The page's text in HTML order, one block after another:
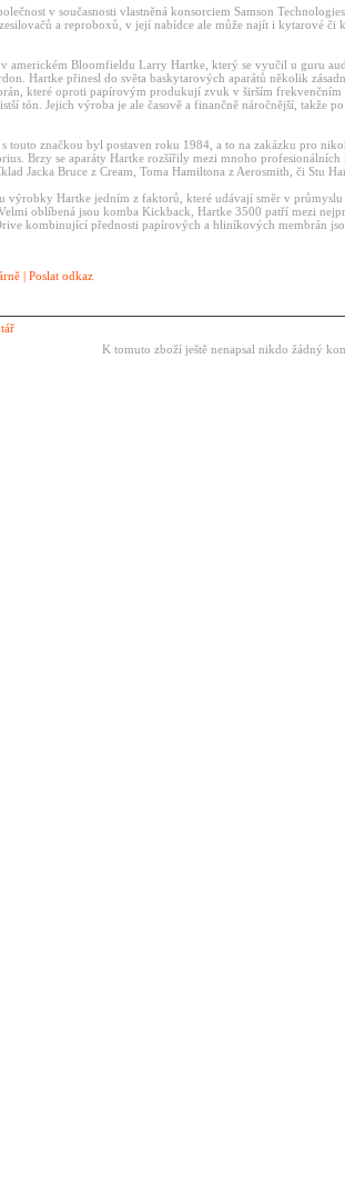
v současnosti vlastněná konsorciem Samson
a reproboxů, v její nabídce ale může najít i kytarové či
americkém Bloomfieldu Larry Hartke, který se vyučil u guru
Hartke přinesl do světa baskytarových aparátů několik
které oproti papírovým produkují zvuk v širším frekvenčním
tón. Jejich výroba je ale časově a finančně náročnější, takže
touto značkou byl postaven roku 1984, a to na zakázku pro
Brzy se aparáty Hartke rozšířily mezi mnoho
Jacka Bruce z Cream, Toma Hamiltona z Aerosmith, či Stu
výrobky Hartke jedním z faktorů, které udávají směr v
oblíbená jsou komba Kickback, Hartke 3500 patří mezi
kombinující přednosti papírových a hliníkových membrán
| Poslat odkaz
K tomuto zboží ještě nenapsal nikdo žádný